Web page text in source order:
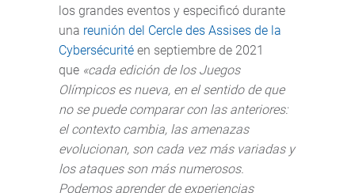
los grandes eventos y especificó durante
una reunión del Cercle des Assises de la
Cybersécurité en septiembre de 2021
que «cada edición de los Juegos
Olímpicos es nueva, en el sentido de que
no se puede comparar con las anteriores:
el contexto cambia, las amenazas
evolucionan, son cada vez más variadas y
los ataques son más numerosos.
Podemos aprender de experiencias